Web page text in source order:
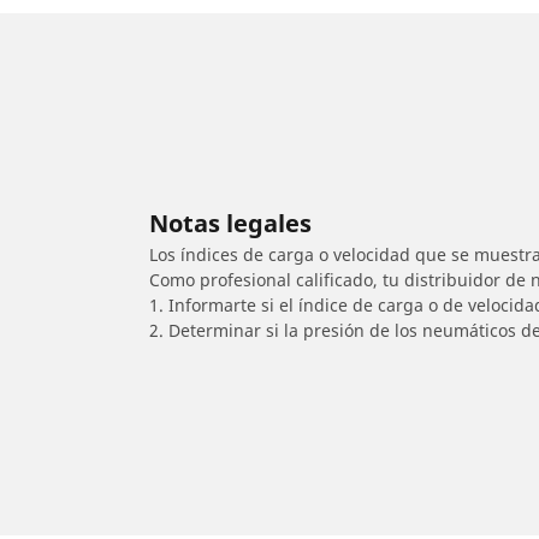
Notas legales
Los índices de carga o velocidad que se
Como profesional calificado, tu distribuidor de
1. Informarte si el índice de carga o de
2. Determinar si la presión de los neumáticos